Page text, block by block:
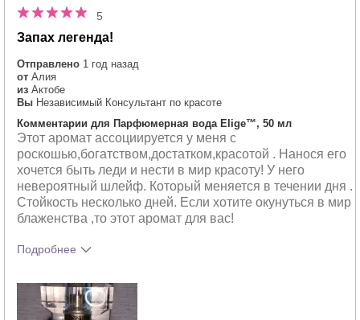
5
Запах легенда!
Отправлено 1 год назад
от Алия
из Актобе
Вы Независимый Консультант по красоте
Комментарии для Парфюмерная вода Elige™, 50 мл
Этот аромат ассоциируется у меня с
роскошью,богатством,достатком,красотой . Нанося его
хочется быть леди и нести в мир красоту! У него
невероятный шлейф. Который меняется в течении дня .
Стойкость несколько дней. Если хотите окунуться в мир
блаженства ,то этот аромат для вас!
Подробнее
впечатления от аромата?
Насколько вам понравился аромат?